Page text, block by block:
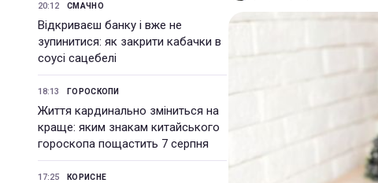
20:12 СМАЧНО
Відкриваєш банку і вже не
зупинитися: як закрити кабачки в
соусі сацебелі
18:13 ГОРОСКОПИ
Життя кардинально зміниться на
краще: яким знакам китайського
гороскопа пощастить 7 серпня
17:25 КОРИСНЕ